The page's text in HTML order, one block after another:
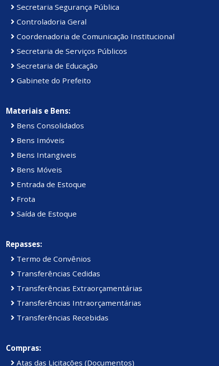
Secretaria Segurança Pública
Controladoria Geral
Coordenadoria de Comunicação Institucional
Secretaria de Serviços Públicos
Secretaria de Educação
Gabinete do Prefeito
Materiais e Bens:
Bens Consolidados
Bens Imóveis
Bens Intangiveis
Bens Móveis
Entrada de Estoque
Frota
Saída de Estoque
Repasses:
Termo de Convênios
Transferências Cedidas
Transferências Extraorçamentárias
Transferências Intraorçamentárias
Transferências Recebidas
Compras:
Atas das Licitações (Documentos)